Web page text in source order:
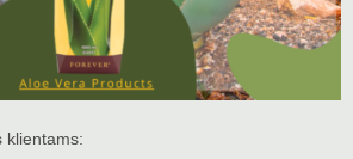
klientams: